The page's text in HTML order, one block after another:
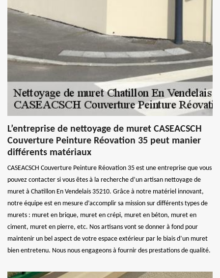
L’entreprise de nettoyage de muret CASEACSCH
Couverture Peinture Réovation 35 peut manier
différents matériaux
CASEACSCH Couverture Peinture Réovation 35 est une entreprise que vous
pouvez contacter si vous êtes à la recherche d’un artisan nettoyage de
muret à Chatillon En Vendelais 35210. Grâce à notre matériel innovant,
notre équipe est en mesure d’accomplir sa mission sur différents types de
murets : muret en brique, muret en crépi, muret en béton, muret en
ciment, muret en pierre, etc. Nos artisans vont se donner à fond pour
maintenir un bel aspect de votre espace extérieur par le biais d’un muret
bien entretenu. Nous nous engageons à fournir des prestations de qualité.